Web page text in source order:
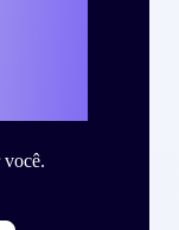
você.